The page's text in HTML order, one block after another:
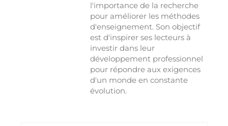
l'importance de la recherche
pour améliorer les méthodes
d'enseignement. Son objectif
est d'inspirer ses lecteurs à
investir dans leur
développement professionnel
pour répondre aux exigences
d'un monde en constante
évolution.